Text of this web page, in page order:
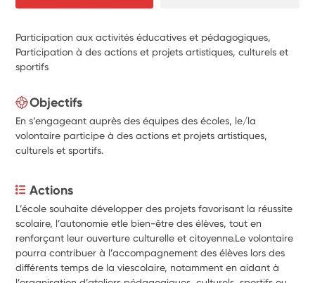
Participation aux activités éducatives et pédagogiques,
Participation à des actions et projets artistiques, culturels et
sportifs
Objectifs
En s’engageant auprès des équipes des écoles, le/la
volontaire participe à des actions et projets artistiques,
culturels et sportifs.
Actions
L’école souhaite développer des projets favorisant la réussite
scolaire, l’autonomie etle bien-être des élèves, tout en
renforçant leur ouverture culturelle et citoyenne.Le volontaire
pourra contribuer à l’accompagnement des élèves lors des
différents temps de la viescolaire, notamment en aidant à